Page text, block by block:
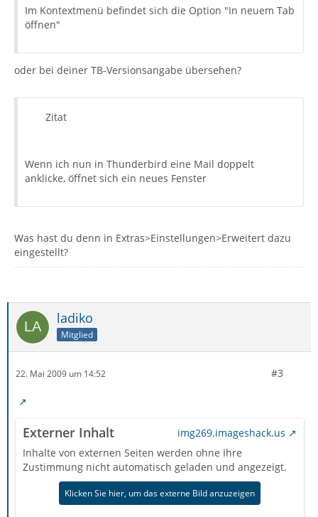
Im Kontextmenü befindet sich die Option "In neuem Tab
öffnen"
oder bei deiner TB-Versionsangabe übersehen?
Zitat
Wenn ich nun in Thunderbird eine Mail doppelt
anklicke, öffnet sich ein neues Fenster
Was hast du denn in Extras>Einstellungen>Erweitert dazu
eingestellt?
ladiko
Mitglied
22. Mai 2009 um 14:52 #3
Externer Inhalt
img269.imageshack.us
Inhalte von externen Seiten werden ohne Ihre
Zustimmung nicht automatisch geladen und angezeigt.
Klicken Sie hier, um das externe Bild anzuzeigen